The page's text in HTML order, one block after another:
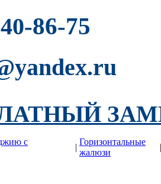
-86-75
c
|
Горизонтальные
жалюзи
|